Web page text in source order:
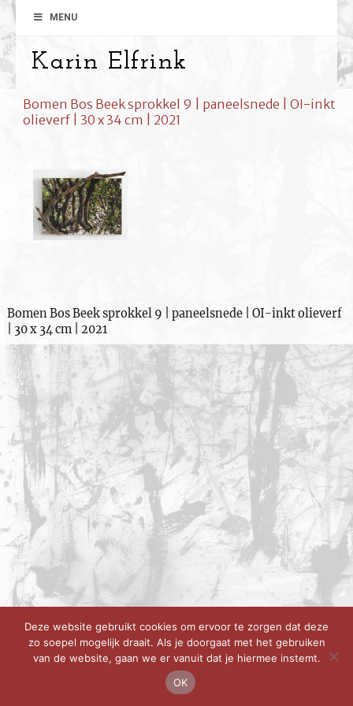
MENU
Karin Elfrink
Bomen Bos Beek sprokkel 9 | paneelsnede | OI-inkt
olieverf | 30 x 34 cm | 2021
Bomen Bos Beek sprokkel 9 | paneelsnede | OI-inkt olieverf
| 30 x 34 cm | 2021
Deze website gebruikt cookies om ervoor te zorgen dat deze
zo soepel mogelijk draait. Als je doorgaat met het gebruiken
van de website, gaan we er vanuit dat je hiermee instemt.
OK